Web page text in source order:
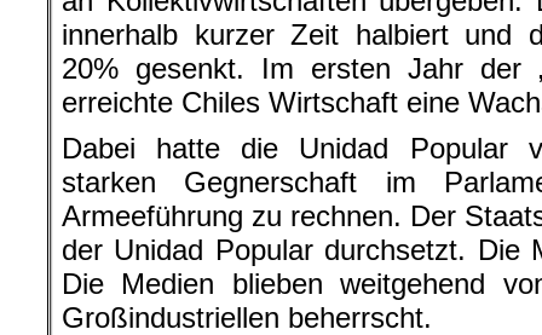
innerhalb kurzer Zeit halbiert und
20% gesenkt. Im ersten Jahr der
erreichte Chiles Wirtschaft eine
Dabei hatte die Unidad Popular
starken Gegnerschaft im
Armeeführung zu rechnen. Der
der Unidad Popular durchsetzt. Die
Die Medien blieben weitgehend
Großindustriellen beherrscht.